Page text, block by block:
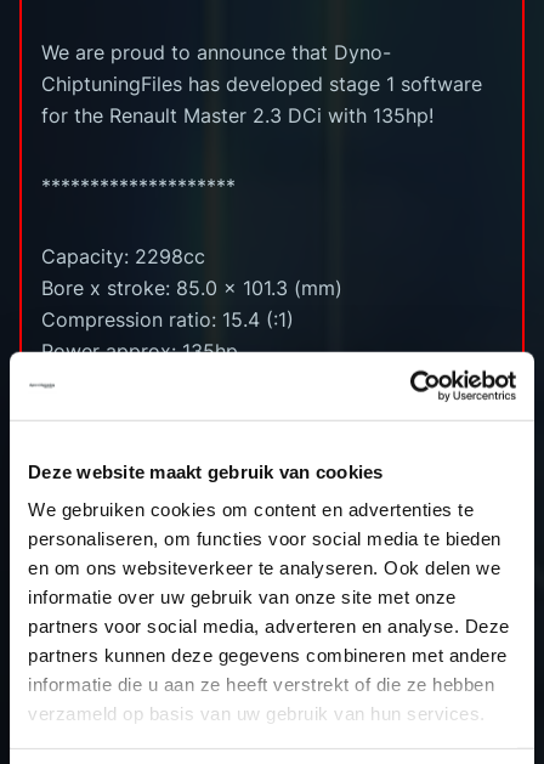
Deze website maakt gebruik van cookies
We gebruiken cookies om content en advertenties te
personaliseren, om functies voor social media te bieden
en om ons websiteverkeer te analyseren. Ook delen we
informatie over uw gebruik van onze site met onze
partners voor social media, adverteren en analyse. Deze
partners kunnen deze gegevens combineren met andere
informatie die u aan ze heeft verstrekt of die ze hebben
verzameld op basis van uw gebruik van hun services.
We are proud to announce that Dyno-
ChiptuningFiles has developed stage 1 software
for the Renault Master 2.3 DCi with 135hp!
********************
Capacity: 2298cc
Bore x stroke: 85.0 x 101.3 (mm)
Compression ratio: 15.4 (:1)
Power approx: 135hp
Power output: 210hp
Torque approx: 360nm
ECU: Siemens / Continental SID321
Read Method: Autotuner OBD
Extra information: There are a lot of differences
in software versions of this engine type. We
developed software version 237107756S. We're
currently working hard to develop more software
versions of this engine type so keep an eye on or
project page!